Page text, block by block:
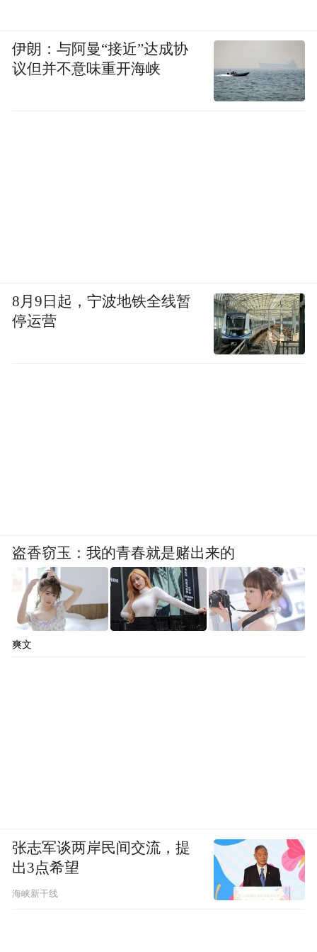
伊朗：与阿曼“接近”达成协
议但并不意味重开海峡
8月9日起，宁波地铁全线暂
停运营
盗香窃玉：我的青春就是赌出来的
爽文
张志军谈两岸民间交流，提
出3点希望
海峡新干线